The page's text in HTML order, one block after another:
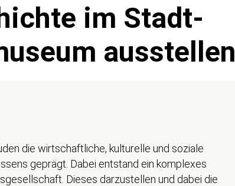
im Stadt-
ausstellen
die wirtschaftliche, kulturelle und soziale
geprägt. Dabei entstand ein komplexes
Dieses darzustellen und dabei die